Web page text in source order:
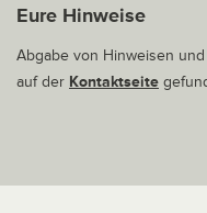
Eure Hinweise
Abgabe von Hinweisen
auf der Kontaktseite